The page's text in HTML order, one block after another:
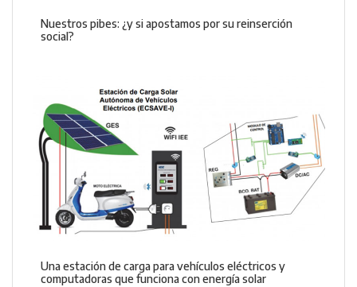
Nuestros pibes: ¿y si apostamos por su reinserción
social?
Una estación de carga para vehículos eléctricos y
computadoras que funciona con energía solar